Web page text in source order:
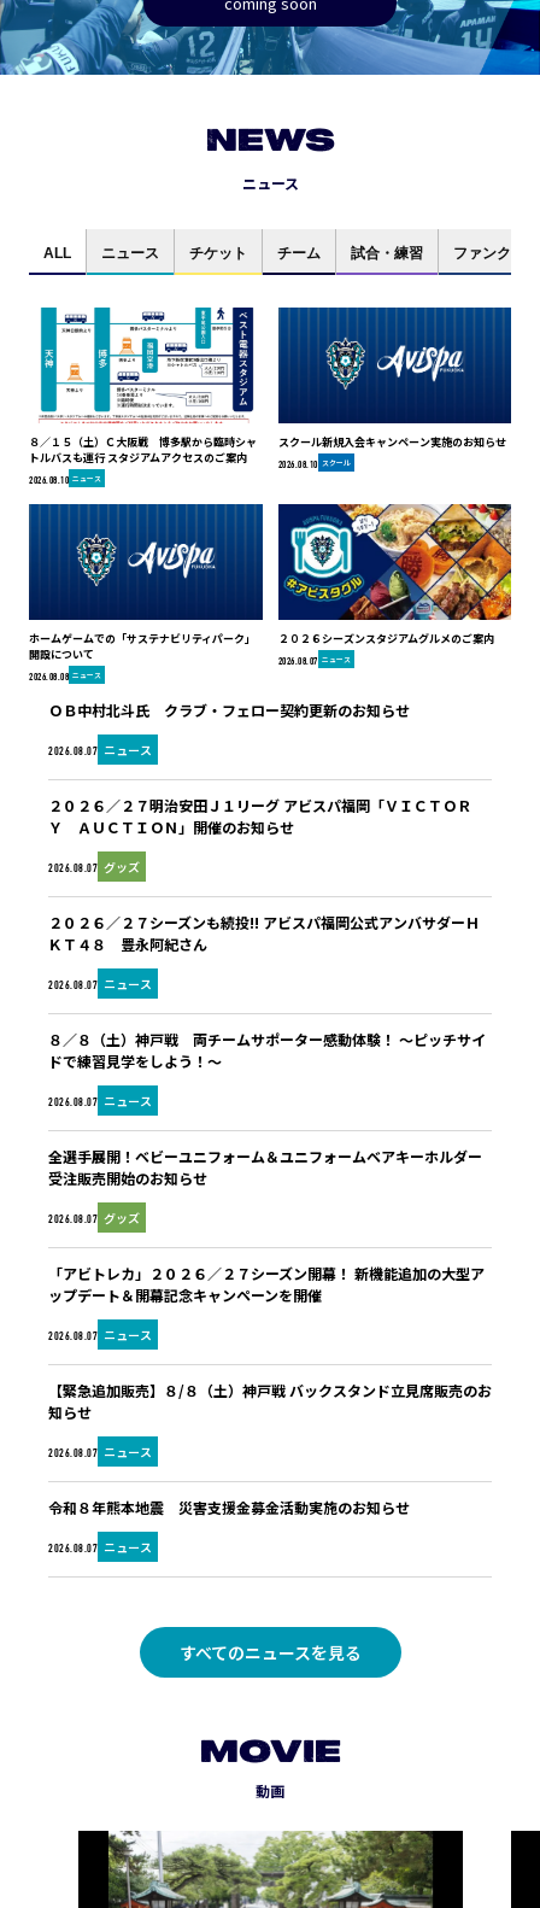
NEWS
ニュース
ALL ニュース チケット チーム 試合・練習 ファンクラブ
８／１５（土）Ｃ大阪戦 博多駅から臨時シャ
トルバスも運行 スタジアムアクセスのご案内
2026.08.10 ニュース
スクール新規入会キャンペーン実施のお知らせ
2026.08.10 スクール
ホームゲームでの「サステナビリティパーク」
開設について
2026.08.08 ニュース
２０２６シーズンスタジアムグルメのご案内
2026.08.07 ニュース
2026.08.07 ニュース
ＯＢ中村北斗氏 クラブ・フェロー契約更新のお知らせ
2026.08.07 グッズ
２０２６／２７明治安田Ｊ１リーグ アビスパ福岡「ＶＩＣＴＯＲ
Ｙ ＡＵＣＴＩＯＮ」開催のお知らせ
2026.08.07 ニュース
２０２６／２７シーズンも続投!! アビスパ福岡公式アンバサダーＨ
ＫＴ４８ 豊永阿紀さん
2026.08.07 ニュース
８／８（土）神戸戦 両チームサポーター感動体験！ ～ピッチサイ
ドで練習見学をしよう！～
2026.08.07 グッズ
全選手展開！ベビーユニフォーム＆ユニフォームベアキーホルダー
受注販売開始のお知らせ
2026.08.07 ニュース
「アビトレカ」２０２６／２７シーズン開幕！ 新機能追加の大型ア
ップデート＆開幕記念キャンペーンを開催
2026.08.07 ニュース
【緊急追加販売】８/８（土）神戸戦 バックスタンド立見席販売のお
知らせ
2026.08.07 ニュース
令和８年熊本地震 災害支援金募金活動実施のお知らせ
すべてのニュースを見る
MOVIE
動画